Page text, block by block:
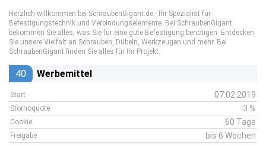
Herzlich willkommen bei SchraubenGigant.de - Ihr Spezialist für
Befestigungstechnik und Verbindungselemente. Bei SchraubenGigant
bekommen Sie alles, was Sie für eine gute Befestigung benötigen. Entdecken
Sie unsere Vielfalt an Schrauben, Dübeln, Werkzeugen und mehr. Bei
SchraubenGigant finden Sie alles für Ihr Projekt.
40 Werbemittel
Start 07.02.2019
Stornoquote 3 %
Cookie 60 Tage
Freigabe bis 6 Wochen